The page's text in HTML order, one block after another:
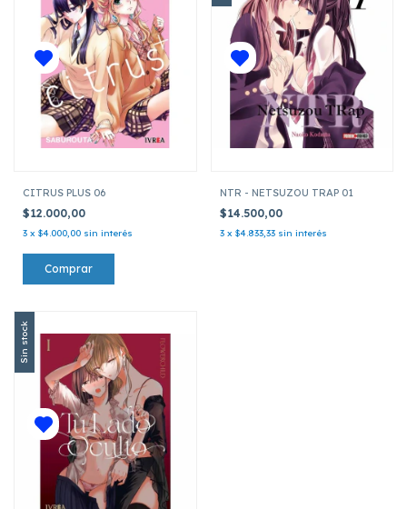
CITRUS PLUS 06
$12.000,00
3 x $4.000,00 sin interés
NTR - NETSUZOU TRAP 01
$14.500,00
3 x $4.833,33 sin interés
Sin stock